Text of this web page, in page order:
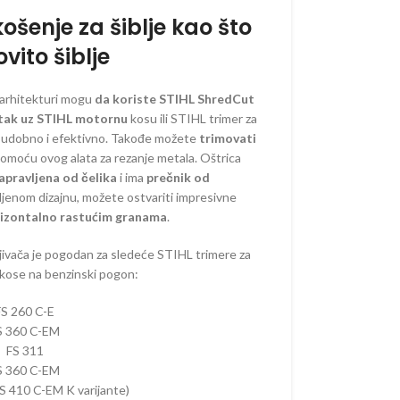
PROGRAM
–
za šiblje kao što
šiblje
mogu da koriste STIHL ShredCut
uz STIHL motornu kosu ili STIHL trimer za
udobno i efektivno. Takođe možete trimovati
ovog alata za rezanje metala. Oštrica
od čelika i ima prečnik od
dizajnu, možete ostvariti impresivne
rastućim granama.
je pogodan za sledeće STIHL trimere za
na benzinski pogon:
260 C-E
360 C-EM
FS 311
360 C-EM
410 C-EM K varijante)